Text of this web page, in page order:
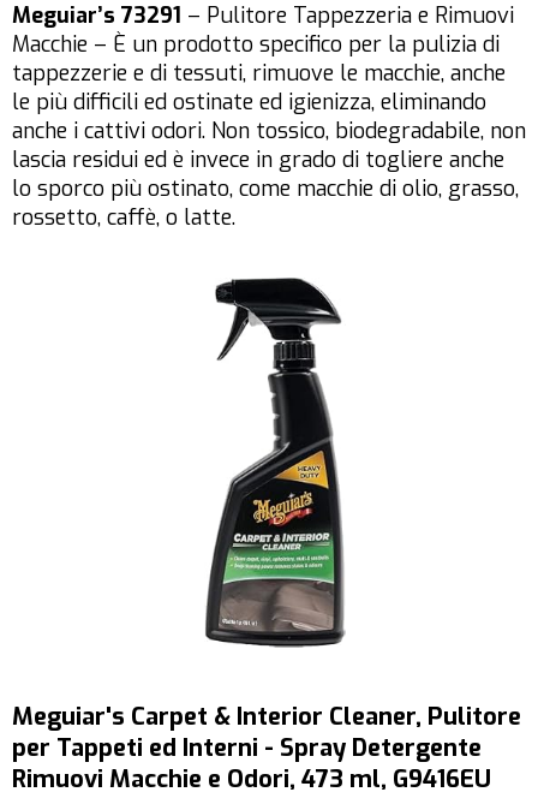
Meguiar’s 73291 – Pulitore Tappezzeria e Rimuovi
Macchie – È un prodotto specifico per la pulizia di
tappezzerie e di tessuti, rimuove le macchie, anche
le più difficili ed ostinate ed igienizza, eliminando
anche i cattivi odori. Non tossico, biodegradabile, non
lascia residui ed è invece in grado di togliere anche
lo sporco più ostinato, come macchie di olio, grasso,
rossetto, caffè, o latte.
Meguiar's Carpet & Interior Cleaner, Pulitore
per Tappeti ed Interni - Spray Detergente
Rimuovi Macchie e Odori, 473 ml, G9416EU